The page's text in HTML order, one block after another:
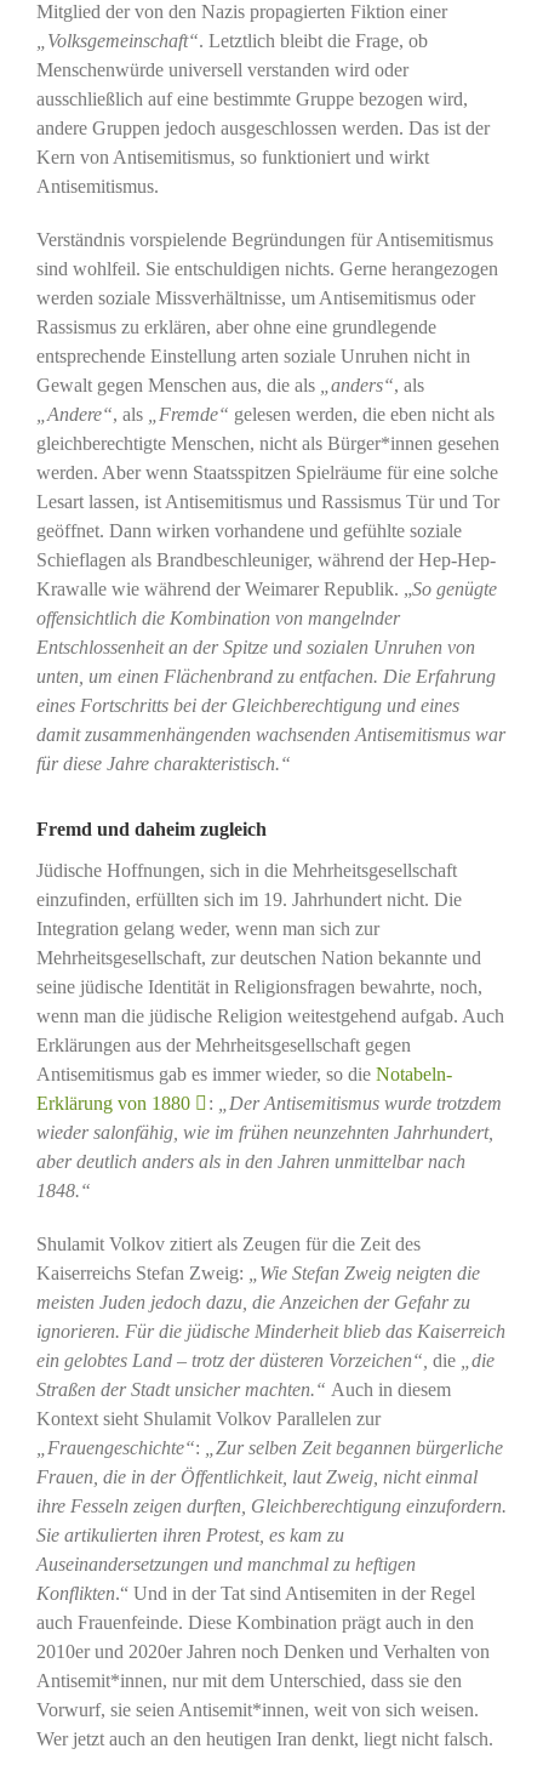
Mitglied der von den Nazis propagierten Fiktion einer
„Volksgemeinschaft“. Letztlich bleibt die Frage, ob
Menschenwürde universell verstanden wird oder
ausschließlich auf eine bestimmte Gruppe bezogen wird,
andere Gruppen jedoch ausgeschlossen werden. Das ist der
Kern von Antisemitismus, so funktioniert und wirkt
Antisemitismus.
Verständnis vorspielende Begründungen für Antisemitismus
sind wohlfeil. Sie entschuldigen nichts. Gerne herangezogen
werden soziale Missverhältnisse, um Antisemitismus oder
Rassismus zu erklären, aber ohne eine grundlegende
entsprechende Einstellung arten soziale Unruhen nicht in
Gewalt gegen Menschen aus, die als
„anders“, als
„Andere“, als „Fremde“ gelesen werden, die eben nicht als
gleichberechtigte Menschen, nicht als Bürger*innen gesehen
werden. Aber wenn Staatsspitzen Spielräume für eine solche
Lesart lassen, ist Antisemitismus und Rassismus Tür und Tor
geöffnet. Dann wirken vorhandene und gefühlte soziale
Schieflagen als Brandbeschleuniger, während der Hep-Hep-
Krawalle wie während der Weimarer Republik. „So genügte
offensichtlich die Kombination von mangelnder
Entschlossenheit an der Spitze und sozialen Unruhen von
unten, um einen Flächenbrand zu entfachen. Die Erfahrung
eines Fortschritts bei der Gleichberechtigung und eines
damit zusammenhängenden wachsenden Antisemitismus war
für diese Jahre charakteristisch.“
Fremd und daheim zugleich
Jüdische Hoffnungen, sich in die Mehrheitsgesellschaft
einzufinden, erfüllten sich im 19. Jahrhundert nicht. Die
Integration gelang weder, wenn man sich zur
Mehrheitsgesellschaft, zur deutschen Nation bekannte und
seine jüdische Identität in Religionsfragen bewahrte, noch,
wenn man die jüdische Religion weitestgehend aufgab. Auch
Erklärungen aus der Mehrheitsgesellschaft gegen
Antisemitismus gab es immer wieder, so die Notabeln-
Erklärung von 1880
:
„Der Antisemitismus wurde trotzdem
wieder salonfähig, wie im frühen neunzehnten Jahrhundert,
aber deutlich anders als in den Jahren unmittelbar nach
1848.“
Shulamit Volkov zitiert als Zeugen für die Zeit des
Kaiserreichs Stefan Zweig:
„Wie Stefan Zweig neigten die
meisten Juden jedoch dazu, die Anzeichen der Gefahr zu
ignorieren. Für die jüdische Minderheit blieb das Kaiserreich
ein gelobtes Land – trotz der düsteren Vorzeichen“, die
„die
Straßen der Stadt unsicher machten.“ Auch in diesem
Kontext sieht Shulamit Volkov Parallelen zur
„Frauengeschichte“:
„Zur selben Zeit begannen bürgerliche
Frauen, die in der Öffentlichkeit, laut Zweig, nicht einmal
ihre Fesseln zeigen durften, Gleichberechtigung einzufordern.
Sie artikulierten ihren Protest, es kam zu
Auseinandersetzungen und manchmal zu heftigen
Konflikten.“ Und in der Tat sind Antisemiten in der Regel
auch Frauenfeinde. Diese Kombination prägt auch in den
2010er und 2020er Jahren noch Denken und Verhalten von
Antisemit*innen, nur mit dem Unterschied, dass sie den
Vorwurf, sie seien Antisemit*innen, weit von sich weisen.
Wer jetzt auch an den heutigen Iran denkt, liegt nicht falsch.